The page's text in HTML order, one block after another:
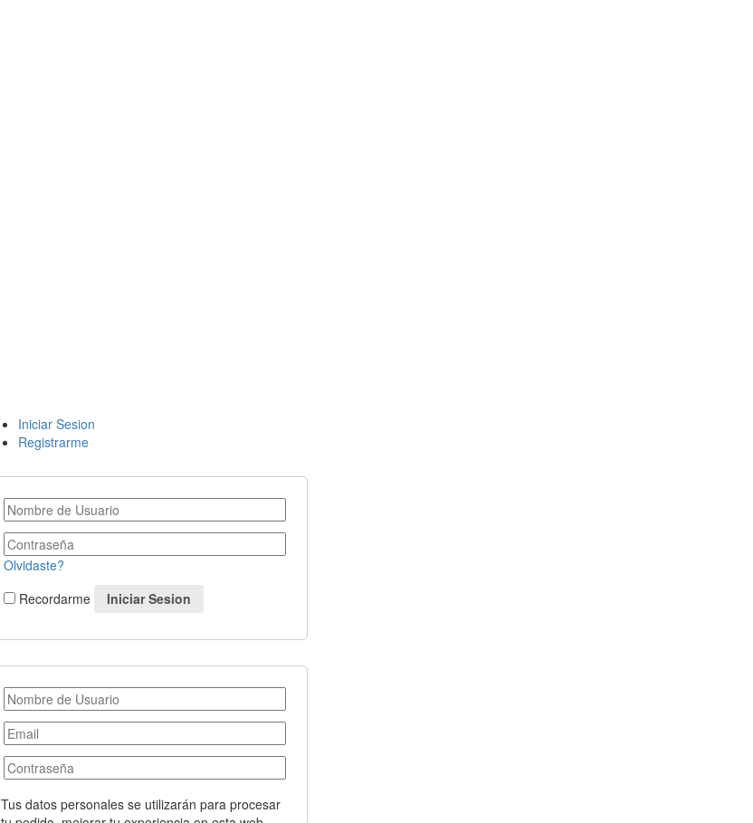
Iniciar Sesion
Registrarme
Olvidaste?
Recordarme
Tus datos personales se utilizarán para procesar